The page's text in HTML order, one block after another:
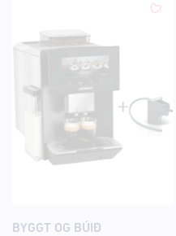
BYGGT OG BÚIÐ